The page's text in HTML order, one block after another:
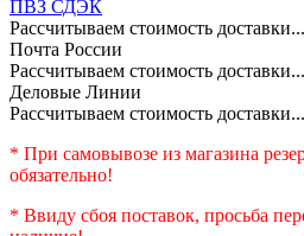
ПВЗ СДЭК
Рассчитываем стоимость доставки...
Почта России
Рассчитываем стоимость доставки...
Деловые Линии
Рассчитываем стоимость доставки...
* При самовывозе из магазина
обязательно!
* Ввиду сбоя поставок, просьба